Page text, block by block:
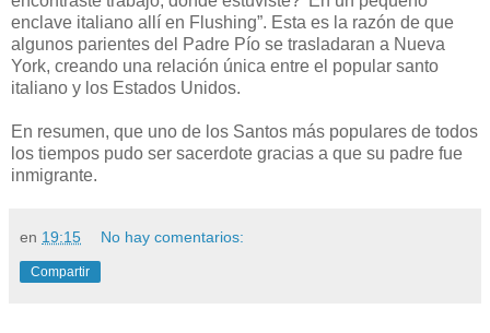
enclave italiano allí en Flushing”. Esta es la razón de que
algunos parientes del Padre Pío se trasladaran a Nueva
York, creando una relación única entre el popular santo
italiano y los Estados Unidos.
En resumen, que uno de los Santos más populares de todos
los tiempos pudo ser sacerdote gracias a que su padre fue
inmigrante.
en 19:15 No hay comentarios:
Compartir